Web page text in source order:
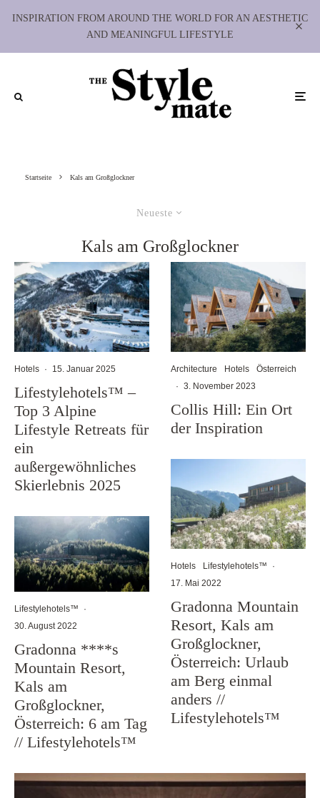
INSPIRATION FROM AROUND THE WORLD FOR AN AESTHETIC
AND MEANINGFUL LIFESTYLE
Startseite Kals am Großglockner
Neueste
Kals am Großglockner
Hotels · 15. Januar 2025
Lifestylehotels™ –
Top 3 Alpine
Lifestyle Retreats für
ein
außergewöhnliches
Skierlebnis 2025
Lifestylehotels™
·
30. August 2022
Gradonna ****s
Mountain Resort,
Kals am
Großglockner,
Österreich: 6 am Tag
// Lifestylehotels™
Architecture Hotels
Österreich
· 3. November 2023
Collis Hill: Ein Ort
der Inspiration
Hotels Lifestylehotels™
·
17. Mai 2022
Gradonna Mountain
Resort, Kals am
Großglockner,
Österreich: Urlaub
am Berg einmal
anders //
Lifestylehotels™